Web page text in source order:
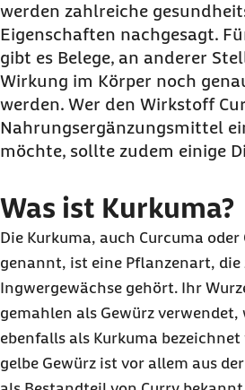
Kurkuma: Wie einnehmen?
werden zahlreiche
Eigenschaften nachgesagt.
gibt es Belege, an anderer
Wirkung im Körper noch
werden. Wer den Wirkstoff
Nahrungsergänzungsmittel
möchte, sollte zudem einige
Was ist Kurkuma?
Die Kurkuma, auch Curcuma oder
genannt, ist eine Pflanzenart, die
Ingwergewächse gehört. Ihr
gemahlen als Gewürz verwendet,
ebenfalls als Kurkuma
gelbe Gewürz ist vor allem aus